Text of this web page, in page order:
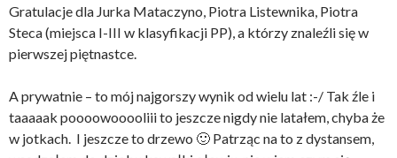
Gratulacje dla Jurka Mataczyno, Piotra Listewnika, Piotra
Steca (miejsca I-III w klasyfikacji PP), a którzy znaleźli się w
pierwszej piętnastce.
A prywatnie – to mój najgorszy wynik od wielu lat :-/ Tak źle i
taaaaak poooowooooliii to jeszcze nigdy nie latałem, chyba że
w jotkach. I jeszcze to drzewo 🙂 Patrząc na to z dystansem,